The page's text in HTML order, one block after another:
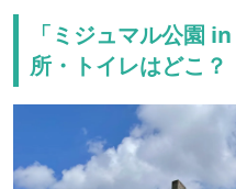
「ミジュマル公園
所・トイレはどこ？